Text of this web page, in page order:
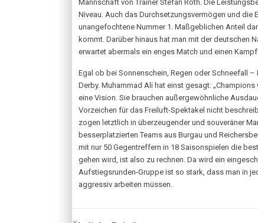
Mannschaft von Trainer Stefan Roth. Die
Niveau. Auch das Durchsetzungsvermögen und die
unangefochtene Nummer 1. Maßgeblichen Anteil
kommt. Darüber hinaus hat man mit der deutschen
erwartet abermals ein enges Match und einen
Egal ob bei Sonnenschein, Regen oder Schneefall
Derby. Muhammad Ali hat einst gesagt:
eine Vision. Sie brauchen außergewöhnliche
Vorzeichen für das Freiluft-Spektakel nicht
zogen letztlich in überzeugender und souveräner
besserplatzierten Teams aus Burgau und
mit nur 50 Gegentreffern in 18 Saisonspielen die
gehen wird, ist also zu rechnen. Da wird ein
Aufstiegsrunden-Gruppe ist so stark, dass man in
aggressiv arbeiten müssen.